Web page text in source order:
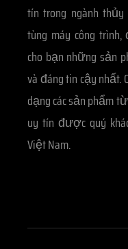
tín trong ngành
tùng máy công
cho bạn những sản
và đáng tin cậy nhất.
dạng các sản phẩm
uy tín được quý
Việt Nam.